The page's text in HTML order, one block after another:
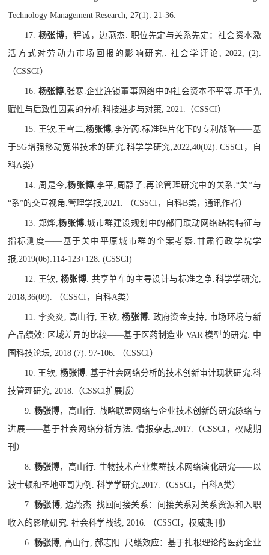
Technology Management Research, 27(1): 21-36.
17. 杨张博，程诚，边燕杰
职位先定与关系先定：社会资本激
活方式对劳动力市场回报的影响研究
社会学评论
, 2022, (2).
（CSSCI）
16. 杨张博 张寒 企业连锁董事网络中的社会资本不平等:基于先
赋性与后致性因素的分析 .科技进步与对策 , 2021. （CSSCI）
15. 王钦 王雪二 杨张博 李泞芮 .标准碎片化下的专利战略——基
于5G增强移动宽带技术的研究 科学学研究 ,2022,40(02). CSSCI ，自
科A类）
14. 周是今 杨张博 李平 周静子 再论管理研究中的关系 :“关”与
“系”的交互视角 .管理学报 ,2021. （CSSCI ，自科B类，通讯作者）
13. 郑烨 杨张博 城市群建设规划中的部门联动网络结构特征与
指标测度——基于关中平原城市群的个案考察 甘肃行政学院学
报 ,2019(06):114-123+128. (CSSCI)
12. 王钦 ,杨张博 共享单车的主导设计与标准之争 科学学研究
2018,36(09).
（CSSCI ，自科A类）
11. 李炎炎 高山行 王钦 ,杨张博 政府资金支持 市场环境与新
产品绩效: 区域差异的比较——基于医药制造业 VAR模型的研究
中
国科技论坛 , 2018 (7): 97-106. （CSSCI）
10. 王钦, 杨张博. 基于社会网络分析的技术创新审计现状研究. 科
技管理研究 , 2018. （CSSCI扩展版）
9. 杨张博，高山行
战略联盟网络与企业技术创新的研究脉络与
进展——基于社会网络分析方法 情报杂志 ,2017. （CSSCI ，权威期
刊）
8. 杨张博，高山行 生物技术产业集群技术网络演化研究——以
波士顿和圣地亚哥为例
.科学学研究 ,2017. （CSSCI ，自科A类）
7. 杨张博 边燕杰
找回间接关系：间接关系对关系资源和入职
收入的影响研究 .社会科学战线 , 2016. （CSSCI ，权威期刊）
6. 杨张博 高山行 郝志阳
尺蠖效应：基于扎根理论的医药企业